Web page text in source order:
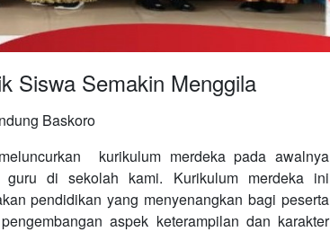
Siswa Semakin Menggila
Baskoro
kurikulum merdeka pada awalnya
guru di sekolah kami. Kurikulum merdeka ini
pendidikan yang menyenangkan bagi peserta
aspek keterampilan dan karakter